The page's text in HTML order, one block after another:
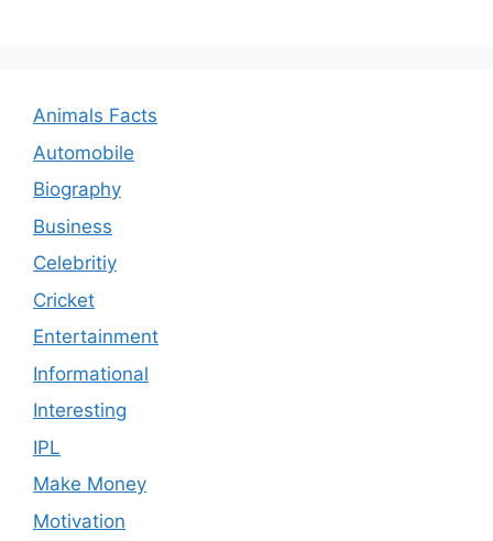
Animals Facts
Automobile
Biography
Business
Celebritiy
Cricket
Entertainment
Informational
Interesting
IPL
Make Money
Motivation